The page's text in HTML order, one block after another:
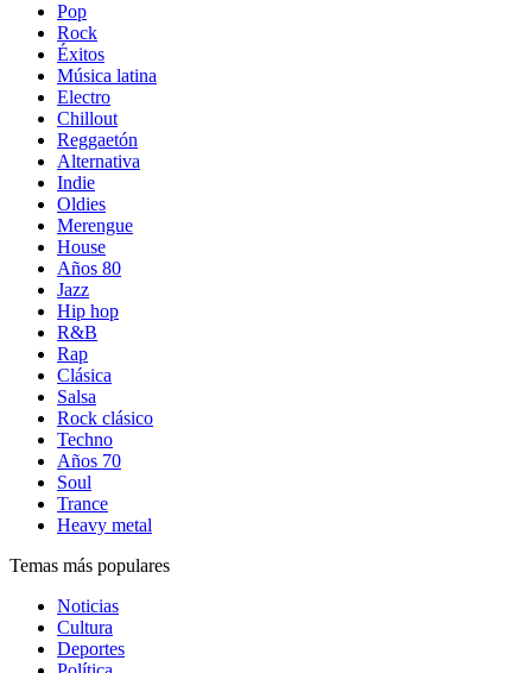
Pop
Rock
Éxitos
Música latina
Electro
Chillout
Reggaetón
Alternativa
Indie
Oldies
Merengue
House
Años 80
Jazz
Hip hop
R&B
Rap
Clásica
Salsa
Rock clásico
Techno
Años 70
Soul
Trance
Heavy metal
Temas más populares
Noticias
Cultura
Deportes